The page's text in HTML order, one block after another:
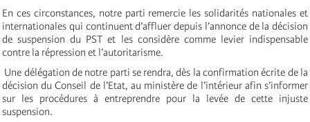
En ces circonstances, notre parti remercie les solidarités nationales et
internationales qui continuent d’affluer depuis l’annonce de la décision
de suspension du PST et les considère comme levier indispensable
contre la répression et l’autoritarisme.
Une délégation de notre parti se rendra, dès la confirmation écrite de la
décision du Conseil de l’Etat, au ministère de l’intérieur afin s’informer
sur les procédures à entreprendre pour la levée de cette injuste
suspension.